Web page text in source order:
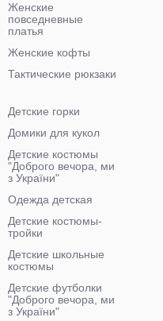
Женские
повседневные
платья
Женские кофты
Тактические рюкзаки
Детские горки
Домики для кукол
Детские костюмы
"Доброго вечора, ми
з України"
Одежда детская
Детские костюмы-
тройки
Детские школьные
костюмы
Детские футболки
"Доброго вечора, ми
з України"